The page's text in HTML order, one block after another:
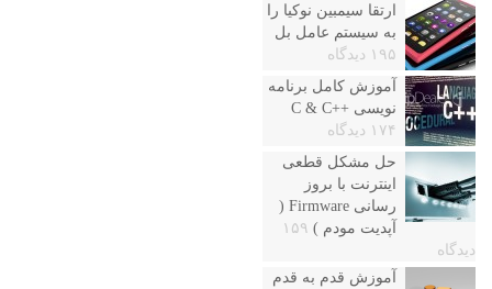
ارتقا سیمبین نوکیا را
به سیستم عامل بل
۱۹۵ دیدگاه
آموزش کامل برنامه
نویسی ++C & C
۱۷۴ دیدگاه
حل مشکل قطعی
اینترنت با بروز
رسانی Firmware (
آپدیت مودم ) ۱۵۹
دیدگاه
آموزش قدم به قدم